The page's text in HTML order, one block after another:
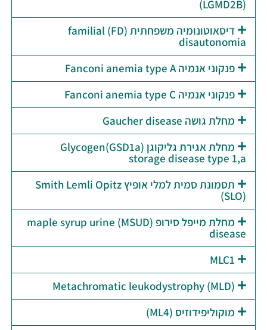
(LGMD2B)
דיסאוטונומיה משפחתית (FD) familial
disautonomia
פנקוני אנמיה Fanconi anemia type A
פנקוני אנמיה Fanconi anemia type C
מחלת גושה Gaucher disease
מחלת אגירת גליקוגן (GSD1a)Glycogen
storage disease type 1,a
תסמונת סמית למלי אופיץ Smith Lemli Opitz
(SLO)
מחלת מייפל סירופ (MSUD) maple syrup urine
disease
MLC1
Metachromatic leukodystrophy (MLD)
מוקוליפידוזיס (ML4)